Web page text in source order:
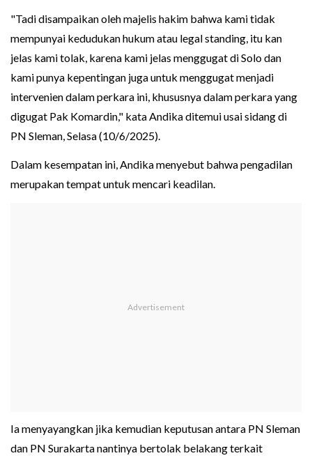
"Tadi disampaikan oleh majelis hakim bahwa kami tidak
mempunyai kedudukan hukum atau legal standing, itu kan
jelas kami tolak, karena kami jelas menggugat di Solo dan
kami punya kepentingan juga untuk menggugat menjadi
intervenien dalam perkara ini, khususnya dalam perkara yang
digugat Pak Komardin," kata Andika ditemui usai sidang di
PN Sleman, Selasa (10/6/2025).
Dalam kesempatan ini, Andika menyebut bahwa pengadilan
merupakan tempat untuk mencari keadilan.
Ia menyayangkan jika kemudian keputusan antara PN Sleman
dan PN Surakarta nantinya bertolak belakang terkait